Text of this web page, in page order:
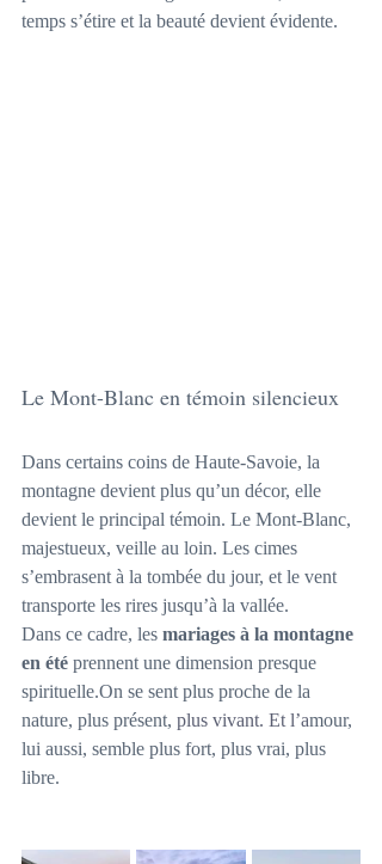
temps s’étire et la beauté devient évidente.
Le Mont-Blanc en témoin silencieux
Dans certains coins de Haute-Savoie, la
montagne devient plus qu’un décor, elle
devient le principal témoin. Le Mont-Blanc,
majestueux, veille au loin. Les cimes
s’embrasent à la tombée du jour, et le vent
transporte les rires jusqu’à la vallée.
Dans ce cadre, les mariages à la montagne
en été prennent une dimension presque
spirituelle.On se sent plus proche de la
nature, plus présent, plus vivant. Et l’amour,
lui aussi, semble plus fort, plus vrai, plus
libre.